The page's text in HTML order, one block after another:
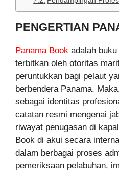
PENGERTIAN
Panama Book adalah
terbitkan oleh otoritas
peruntukkan bagi pelaut
berbendera Panama.
sebagai identitas
catatan resmi mengenai
riwayat penugasan di
Book di akui secara
dalam berbagai proses
pemeriksaan pelabuhan,